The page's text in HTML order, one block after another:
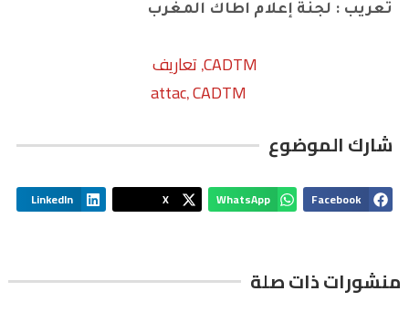
تعريب : لجنة إعلام اطاك المغرب
CADTM
, تعاريف
attac, CADTM
شارك الموضوع
Facebook
WhatsApp
X
LinkedIn
منشورات ذات صلة